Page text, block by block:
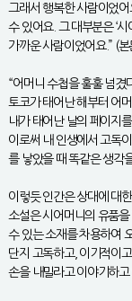
그래서 행복한 사람이었
수 있어요. 그 대부분은 ‘
가까운 사람이었어요.” (본
“어머니 수첩을 훌훌 넘겼
토코가 태어난 해부터 어
내가 태어난 날의 페이지
이로써 내 인생에서 고독
를 낳았을 때 똑같은 생각
이렇듯 인간은 상대에 대
소설은 시어머니의 유품을
수 있는 소재를 차용하여
단지 고독하고, 이기적이
손을 내밀라고 이야기하고